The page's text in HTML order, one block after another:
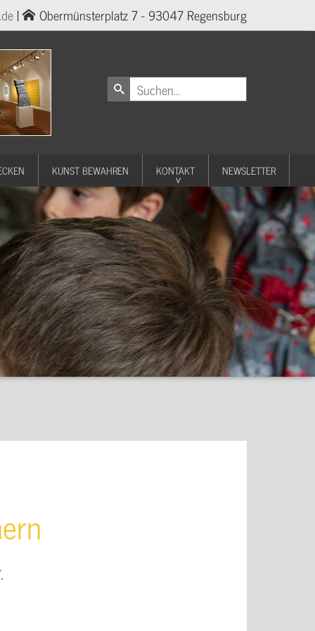
| Obermünsterplatz 7 - 93047 Regensburg
KUNST BEWAHREN KONTAKT NEWSLETTER